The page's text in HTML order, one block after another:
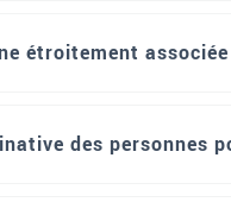
étroitement
des personnes